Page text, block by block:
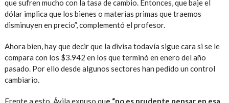
que sufren mucho con la tasa de cambio. Entonces, que baje el
dólar implica que los bienes o materias primas que traemos
disminuyen en precio”, complementó el profesor.
Ahora bien, hay que decir que la divisa todavía sigue cara si se le
compara con los $3.942 en los que terminó en enero del año
pasado. Por ello desde algunos sectores han pedido un control
cambiario.
Frente a esto, Ávila expuso que “no es prudente pensar en esa